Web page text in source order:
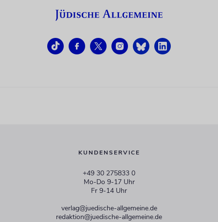
KUNDENSERVICE
+49 30 275833 0
Mo-Do 9-17 Uhr
Fr 9-14 Uhr
verlag@juedische-allgemeine.de
redaktion@juedische-allgemeine.de